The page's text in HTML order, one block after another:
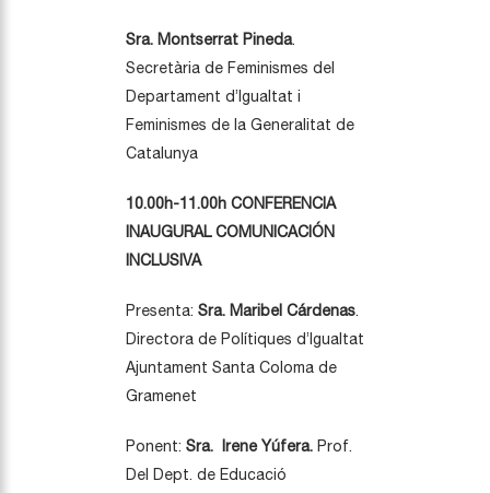
Sra. Montserrat Pineda.
Secretària de Feminismes del
Departament d’Igualtat i
Feminismes de la Generalitat de
Catalunya
10.00h-11.00h CONFERENCIA
INAUGURAL COMUNICACIÓN
INCLUSIVA
Presenta: Sra. Maribel Cárdenas.
Directora de Polítiques d’Igualtat
Ajuntament Santa Coloma de
Gramenet
Ponent: Sra. Irene Yúfera. Prof.
Del Dept. de Educació